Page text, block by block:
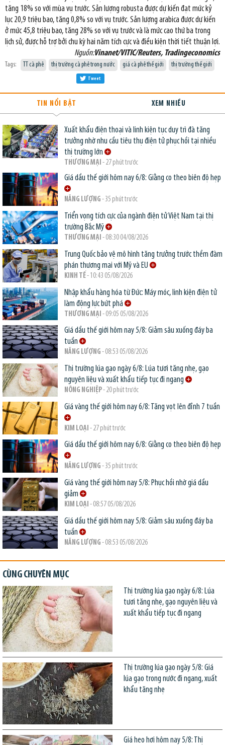
tăng 18% so với mùa vụ trước. Sản lượng robusta được dự kiến đạt mức kỷ
lục 20,9 triệu bao, tăng 0,8% so với vụ trước. Sản lượng arabica được dự kiến
ở mức 45,8 triệu bao, tăng 28% so với vụ trước và là mức cao thứ ba trong
lịch sử, được hỗ trợ bởi chu kỳ hai năm tích cực và điều kiện thời tiết thuận lợi.
Nguồn:Vinanet/VITIC/Reuters, Tradingeconomics
Tags: TT cà phê thị trường cà phê trong nước giá cà phê thế giới thị trường thế giới
Tweet
TIN NỔI BẬT XEM NHIỀU
Xuất khẩu điện thoại và linh kiện tục duy trì đà tăng
trưởng nhờ nhu cầu tiêu thụ điện tử phục hồi tại nhiều
thị trường lớn
THƯƠNG MẠI - 27 phút trước
Giá dầu thế giới hôm nay 6/8: Giằng co theo biên độ hẹp
NĂNG LƯỢNG - 35 phút trước
Triển vọng tích cực của ngành điện tử Việt Nam tại thị
trường Bắc Mỹ
THƯƠNG MẠI - 08:30 04/08/2026
Trung Quốc bảo vệ mô hình tăng trưởng trước thềm đàm
phán thương mại với Mỹ và EU
KINH TẾ- 10:43 05/08/2026
Nhập khẩu hàng hóa từ Đức: Máy móc, linh kiện điện tử
làm động lực bứt phá
THƯƠNG MẠI - 09:05 05/08/2026
Giá dầu thế giới hôm nay 5/8: Giảm sâu xuống đáy ba
tuần
NĂNG LƯỢNG - 08:53 05/08/2026
Thị trường lúa gạo ngày 6/8: Lúa tươi tăng nhẹ, gạo
nguyên liệu và xuất khẩu tiếp tục đi ngang
NÔNG NGHIỆP- 20 phút trước
Giá vàng thế giới hôm nay 6/8: Tăng vọt lên đỉnh 7 tuần
KIM LOẠI - 27 phút trước
Giá dầu thế giới hôm nay 6/8: Giằng co theo biên độ hẹp
NĂNG LƯỢNG - 35 phút trước
Giá vàng thế giới hôm nay 5/8: Phục hồi nhờ giá dầu
giảm
KIM LOẠI - 08:57 05/08/2026
Giá dầu thế giới hôm nay 5/8: Giảm sâu xuống đáy ba
tuần
NĂNG LƯỢNG - 08:53 05/08/2026
CÙNG CHUYÊN MỤC
Thị trường lúa gạo ngày 6/8: Lúa
tươi tăng nhẹ, gạo nguyên liệu và
xuất khẩu tiếp tục đi ngang
Thị trường lúa gạo ngày 5/8: Giá
lúa gạo trong nước đi ngang, xuất
khẩu tăng nhẹ
Giá heo hơi hôm nay 5/8: Thị